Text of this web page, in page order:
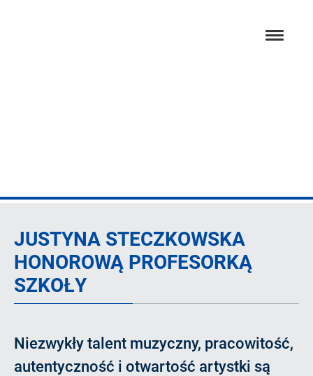
JUSTYNA STECZKOWSKA
HONOROWĄ PROFESORKĄ
SZKOŁY
Niezwykły talent muzyczny, pracowitość,
autentyczność i otwartość artystki są